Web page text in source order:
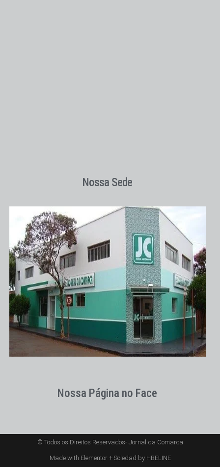
Nossa Sede
Nossa Página no Face
© Todos os Direitos Reservados- Jornal da Comarca
Made with Elementor + Soledad by HBELINE